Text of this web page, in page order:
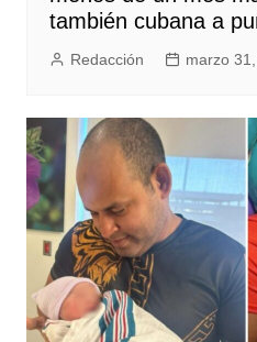
también cubana a
Redacción marzo